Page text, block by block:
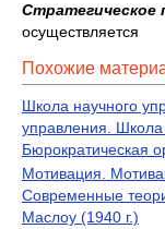
Стратегическое
осуществляется
Похожие
Школа научного
управления. Школа
Бюрократическая
Мотивация.
Современные
Маслоу (1940 г.)